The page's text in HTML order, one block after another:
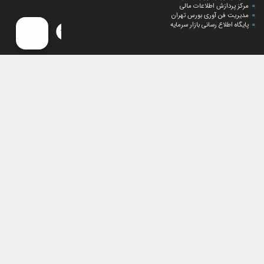
مرکز پردازش اطلاعات مالی
مدیریت فن آوری بورس تهران
پایگاه اطلاع رسانی بازار سرمایه
ارتباط با صندوق